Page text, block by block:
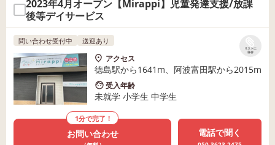
2023年4月オープン【Mirappi】児童発達支援/放課
後等デイサービス
リストに
保存
問い合わせ受付中 送迎あり
アクセス
徳島駅から1641m、阿波富田駅から2015m
受入年齢
未就学 小学生 中学生
1分で完了！
お問い合わせ 電話で聞く